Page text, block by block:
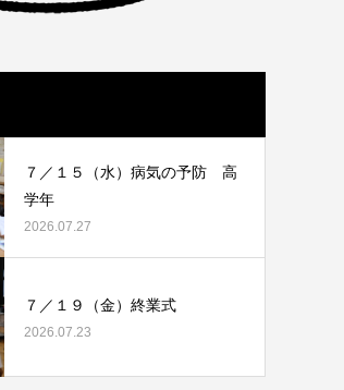
７／１５（水）病気の予防 高
学年
2026.07.27
７／１９（金）終業式
2026.07.23